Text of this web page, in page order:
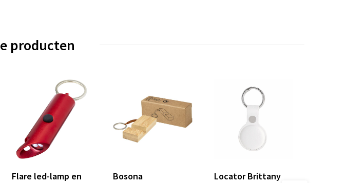
producten
Flare led-lamp en
Bosona
Locator Brittany